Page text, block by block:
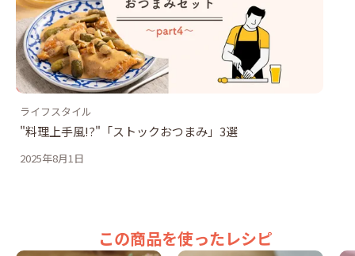
ライフスタイル
"料理上手風!?"「ストックおつまみ」3選
2025年8月1日
この商品を使ったレシピ